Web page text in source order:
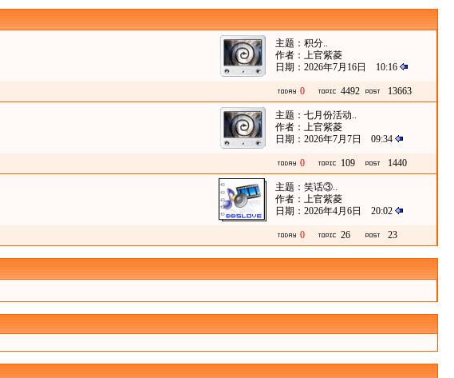
主题： 积分..
作者： 上官紫菱
日期：2026年7月16日 10:16
0 4492 13663
主题： 七月份活动..
作者： 上官紫菱
日期：2026年7月7日 09:34
0 109 1440
主题： 笑话③..
作者： 上官紫菱
日期：2026年4月6日 20:02
0 26 23